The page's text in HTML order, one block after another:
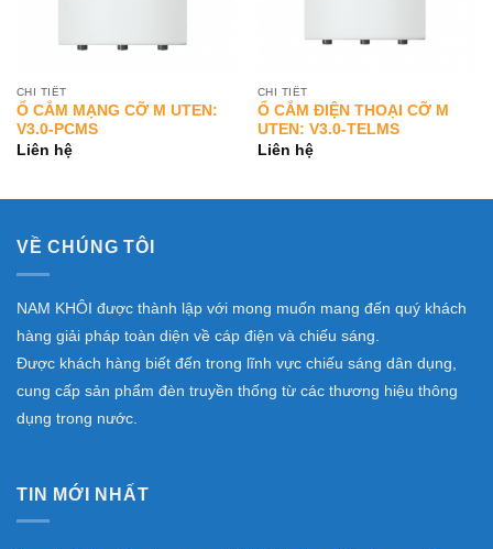
CHI TIẾT
Ổ CẮM MẠNG CỠ M UTEN:
V3.0-PCMS
Liên hệ
CHI TIẾT
Ổ CẮM ĐIỆN THOẠI CỠ M
UTEN: V3.0-TELMS
Liên hệ
VỀ CHÚNG TÔI
NAM KHÔI được thành lập với mong muốn mang đến quý khách
hàng giải pháp toàn diện về cáp điện và chiếu sáng.
Được khách hàng biết đến trong lĩnh vực chiếu sáng dân dụng,
cung cấp sản phẩm đèn truyền thống từ các thương hiệu thông
dụng trong nước.
TIN MỚI NHẤT